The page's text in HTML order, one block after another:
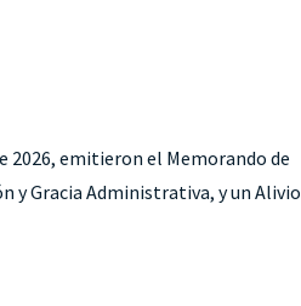
2026, emitieron el Memorando de
y Gracia Administrativa, y un Alivio